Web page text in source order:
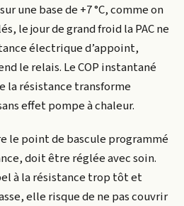
une base de +7 °C, comme on
le jour de grand froid la PAC ne
électrique d’appoint,
le relais. Le COP instantané
la résistance transforme
effet pompe à chaleur.
le point de bascule programmé
doit être réglée avec soin.
à la résistance trop tôt et
elle risque de ne pas couvrir